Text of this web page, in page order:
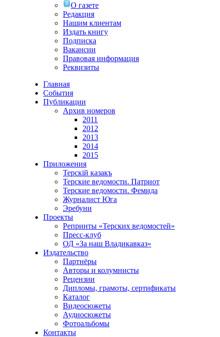
О газете
Редакция
Нашим клиентам
Издать книгу
Подписка
Вакансии
Правовая информация
Реквизиты
Главная
События
Публикации
Архив номеров
2011
2012
2013
2014
2015
Приложения
Терскiй казакъ
Терские ведомости. Патриот
Терские ведомости. Фемида
Журналист Юга
Эребуни
Проекты
Репринты «Терских ведомостей»
Пресс-клуб
ОД «За наш Владикавказ»
Издательство
Партнёры
Авторы и колумнисты
Рецензии
Дипломы, грамоты, сертификаты
Каталог
Видеосюжеты
Аудиосюжеты
Фотоальбомы
Контакты